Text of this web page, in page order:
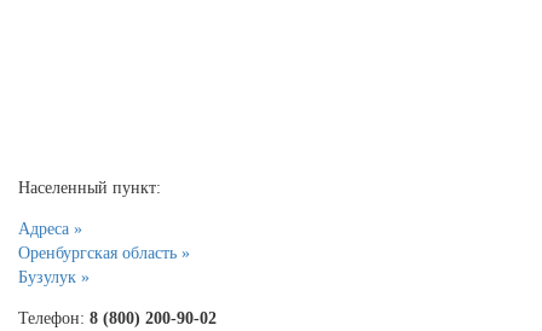
Населенный пункт:
Адреса »
Оренбургская область »
Бузулук »
Телефон: 8 (800) 200-90-02